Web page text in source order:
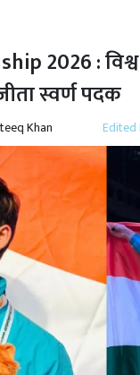
2026 :
स्वर्ण पदक
Khan Edited